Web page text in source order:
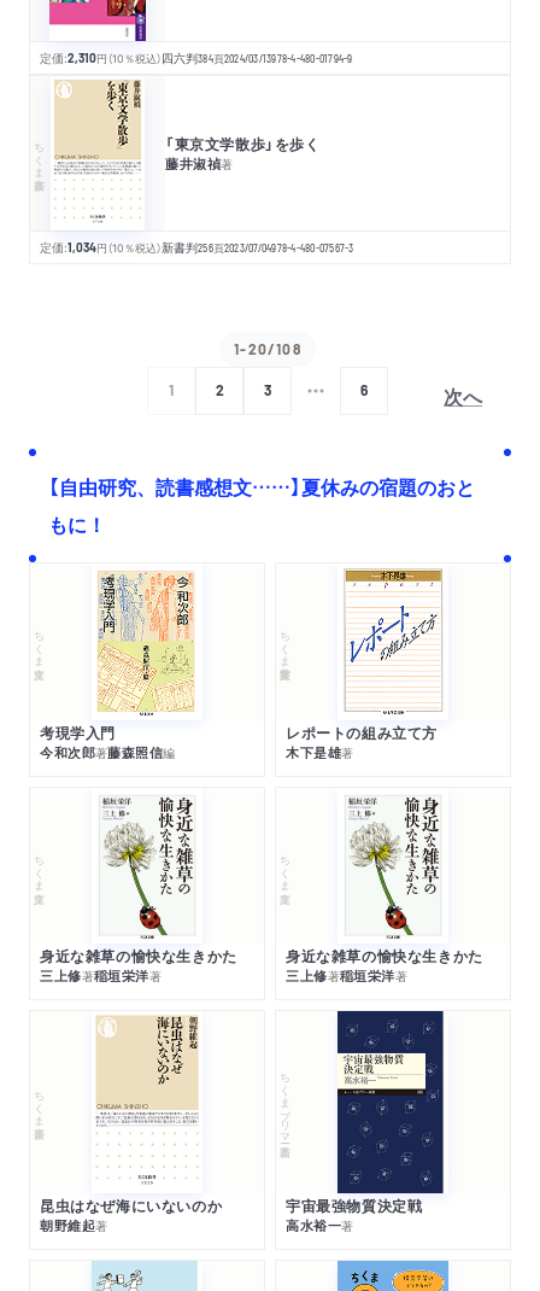
定価:2,310円 （10％税込）四六判384頁2024/03/13978-4-480-01794-9
ちくま新書 「東京文学散歩」を歩く
藤井淑禎著
定価:1,034円 （10％税込）新書判256頁2023/07/04978-4-480-07567-3
1-20/108
1 2 3 6 次へ
【自由研究、読書感想文……】夏休みの宿題のおと
もに！
ちくま文庫
考現学入門
今和次郎著藤森照信編
ちくま学芸文庫
レポートの組み立て方
木下是雄著
ちくま文庫
身近な雑草の愉快な生きかた
三上修著稲垣栄洋著
ちくま文庫
身近な雑草の愉快な生きかた
三上修著稲垣栄洋著
ちくま新書
昆虫はなぜ海にいないのか
朝野維起著
ちくまプリマー新書
宇宙最強物質決定戦
高水裕一著